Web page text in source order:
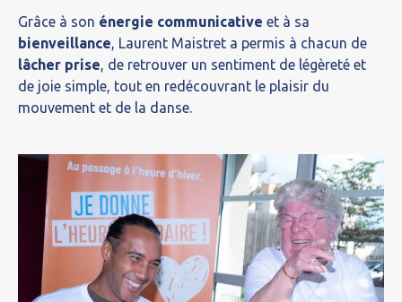
Grâce à son énergie communicative et à sa
bienveillance, Laurent Maistret a permis à chacun de
lâcher prise, de retrouver un sentiment de légèreté et
de joie simple, tout en redécouvrant le plaisir du
mouvement et de la danse.